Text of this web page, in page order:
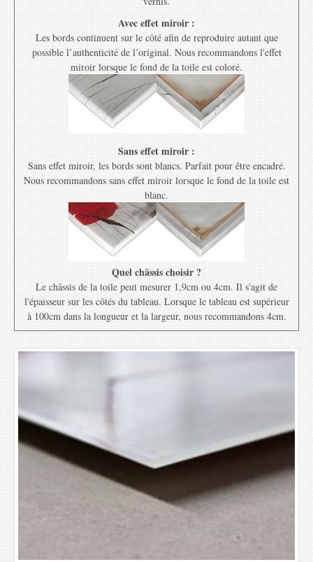
Avec effet miroir :
Les bords continuent sur le côté afin de reproduire autant que
possible l’authenticité de l’original. Nous recommandons l'effet
miroir lorsque le fond de la toile est coloré.
Sans effet miroir :
Sans effet miroir, les bords sont blancs. Parfait pour être encadré.
Nous recommandons sans effet miroir lorsque le fond de la toile est
blanc.
Quel châssis choisir ?
Le châssis de la toile peut mesurer 1,9cm ou 4cm. Il s'agit de
l'épaisseur sur les côtés du tableau. Lorsque le tableau est supérieur
à 100cm dans la longueur et la largeur, nous recommandons 4cm.